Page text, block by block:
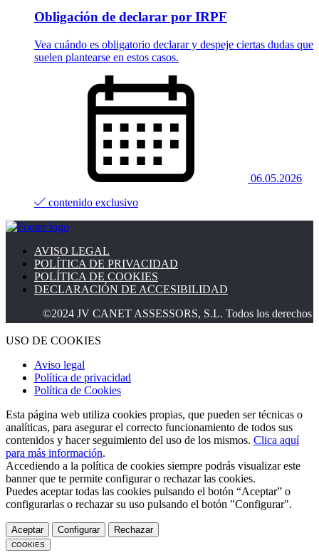
Obligación de declarar por IRPF
Vea cuándo es obligatorio declarar y despeje ciertas dudas que
suelen plantearse en estos casos.
06.05.2026
contenido exclusivo
AVISO LEGAL
POLÍTICA DE PRIVACIDAD
POLÍTICA DE COOKIES
DECLARACIÓN DE ACCESIBILIDAD
©2024 JV CANET ASSESSORS, S.L. Todos los derechos
USO DE COOKIES
Aviso legal
Política de privacidad
Política de Cookies
Esta página web utiliza cookies propias, que pueden ser técnicas o
analíticas, para asegurar el correcto funcionamiento de todos sus
contenidos y hacer seguimiento del uso de los mismos. Clica aquí
para más información.
Accediendo a la política de cookies siempre podrás visualizar este
banner que te permite configurar o rechazar las cookies.
Puedes aceptar todas las cookies pulsando el botón “Aceptar” o
configurarlas o rechazar su uso pulsando el botón "Configurar".
Aceptar Configurar Rechazar
COOKIES